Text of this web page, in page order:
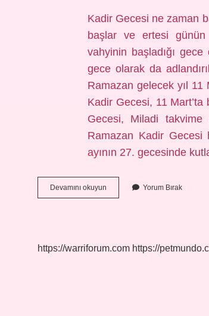
Kadir Gecesi ne zaman
başlar ve ertesi günün
vahyinin başladığı
gece olarak da
Ramazan gelecek yıl 11
Kadir Gecesi, 11
Gecesi, Miladi
Ramazan Kadir
ayının 27. gecesinde
Devamını okuyun
Gecesi
Yorum Bırak
https://warriforum.com https://